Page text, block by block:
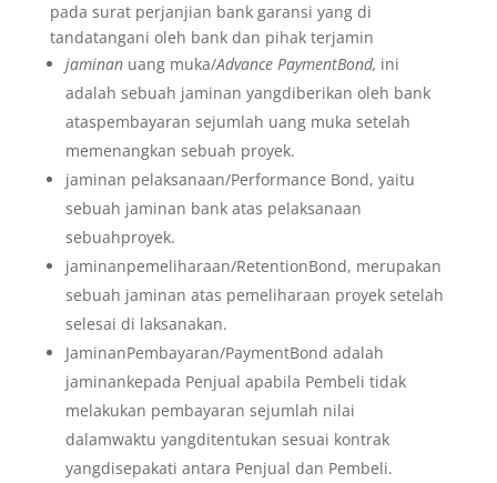
pada surat perjanjian bank garansi yang di
tandatangani oleh bank dan pihak terjamin
jaminan uang muka/Advance PaymentBond, ini
adalah sebuah jaminan yangdiberikan oleh bank
ataspembayaran sejumlah uang muka setelah
memenangkan sebuah proyek.
jaminan pelaksanaan/Performance Bond, yaitu
sebuah jaminan bank atas pelaksanaan
sebuahproyek.
jaminanpemeliharaan/RetentionBond, merupakan
sebuah jaminan atas pemeliharaan proyek setelah
selesai di laksanakan.
JaminanPembayaran/PaymentBond adalah
jaminankepada Penjual apabila Pembeli tidak
melakukan pembayaran sejumlah nilai
dalamwaktu yangditentukan sesuai kontrak
yangdisepakati antara Penjual dan Pembeli.